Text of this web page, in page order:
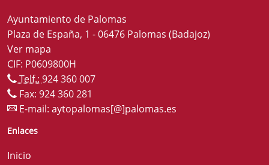
Ayuntamiento de Palomas
Plaza de España, 1 - 06476 Palomas (Badajoz)
Ver mapa
CIF: P0609800H
Telf.: 924 360 007
Fax: 924 360 281
E-mail: aytopalomas[@]palomas.es
Enlaces
Inicio